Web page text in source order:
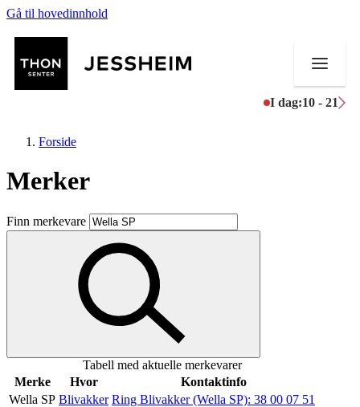
Gå til hovedinnhold
I dag:10 - 21
Butikker
Mat og drikke
Aktiviteter
Inspirasjon
Forside
Merker
Finn merkevare
Tabell med aktuelle merkevarer
Merke
Hvor
Kontaktinfo
Wella SP Blivakker Ring Blivakker (Wella SP): 38 00 07 51